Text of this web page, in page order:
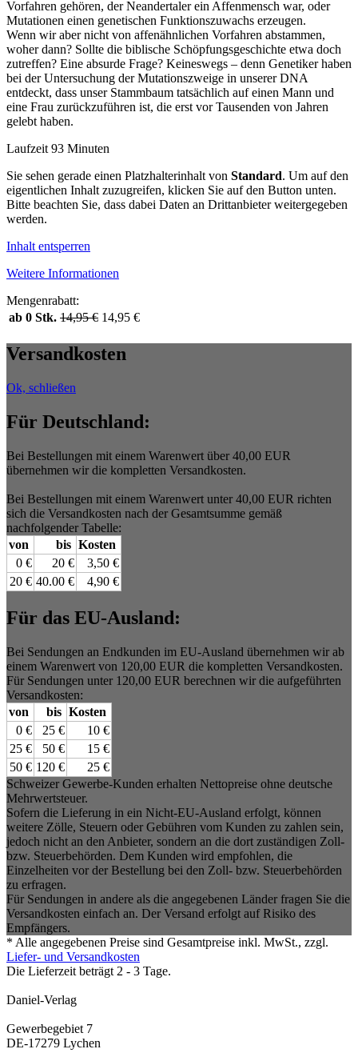
Vorfahren gehören, der Neandertaler ein Affenmensch war, oder
Mutationen einen genetischen Funktionszuwachs erzeugen.
Wenn wir aber nicht von affenähnlichen Vorfahren abstammen,
woher dann? Sollte die biblische Schöpfungsgeschichte etwa doch
zutreffen? Eine absurde Frage? Keineswegs – denn Genetiker haben
bei der Untersuchung der Mutationszweige in unserer DNA
entdeckt, dass unser Stammbaum tatsächlich auf einen Mann und
eine Frau zurückzuführen ist, die erst vor Tausenden von Jahren
gelebt haben.
Laufzeit 93 Minuten
Sie sehen gerade einen Platzhalterinhalt von Standard. Um auf den
eigentlichen Inhalt zuzugreifen, klicken Sie auf den Button unten.
Bitte beachten Sie, dass dabei Daten an Drittanbieter weitergegeben
werden.
Inhalt entsperren
Weitere Informationen
Mengenrabatt:
ab 0 Stk. 14,95€ 14,95 €
Versandkosten
Ok, schließen
Für Deutschland:
Bei Bestellungen mit einem Warenwert über 40,00 EUR
übernehmen wir die kompletten Versandkosten.
Bei Bestellungen mit einem Warenwert unter 40,00 EUR richten
sich die Versandkosten nach der Gesamtsumme gemäß
nachfolgender Tabelle:
von
bis Kosten
0 €
20 €
3,50 €
20 € 40.00 € 4,90 €
Für das EU-Ausland:
Bei Sendungen an Endkunden im EU-Ausland übernehmen wir ab
einem Warenwert von 120,00 EUR die kompletten Versandkosten.
Für Sendungen unter 120,00 EUR berechnen wir die aufgeführten
Versandkosten:
von
bis Kosten
0 €
25 €
10 €
25 €
50 €
15 €
50 € 120 €
25 €
Schweizer Gewerbe-Kunden erhalten Nettopreise ohne deutsche
Mehrwertsteuer.
Sofern die Lieferung in ein Nicht-EU-Ausland erfolgt, können
weitere Zölle, Steuern oder Gebühren vom Kunden zu zahlen sein,
jedoch nicht an den Anbieter, sondern an die dort zuständigen Zoll-
bzw. Steuerbehörden. Dem Kunden wird empfohlen, die
Einzelheiten vor der Bestellung bei den Zoll- bzw. Steuerbehörden
zu erfragen.
Für Sendungen in andere als die angegebenen Länder fragen Sie die
Versandkosten einfach an. Der Versand erfolgt auf Risiko des
Empfängers.
* Alle angegebenen Preise sind Gesamtpreise inkl. MwSt., zzgl.
Liefer- und Versandkosten
Die Lieferzeit beträgt 2 - 3 Tage.
Daniel-Verlag
Gewerbegebiet 7
DE-17279 Lychen